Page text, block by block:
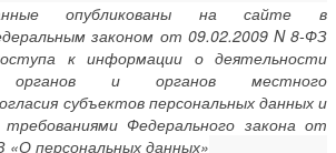
опубликованы на сайте в
законом от 09.02.2009 N 8-ФЗ
к информации о деятельности
органов и органов местного
субъектов персональных данных и
Федерального закона от
персональных данных»